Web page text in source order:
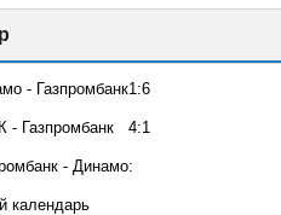
- Газпромбанк1:6
- Газпромбанк 4:1
- Динамо:
календарь